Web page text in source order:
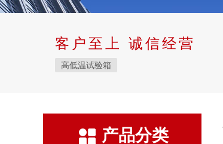
客户至上 诚信经营
高低温试验箱
产品分类